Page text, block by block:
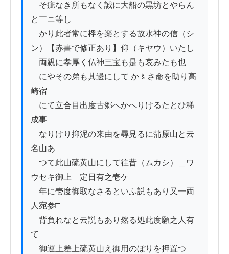
そ疵なき所もなく誠に大船の黒坊とやらん
と￣ニ等し
かり此者常に桴を楽とする故水神の信（シ
ン）【赤書で修正あり】仰（キヤウ）いたし
両親に孝厚く仏神三宝も是も哀みたも也
にやその弟も其邊にして か〻さ命を助り高
崎宿
にて立合目出度古郷へかへりけるたとひ稀
成事
なりけり抑泥の来由を尋見るに蒲原山と云
名山あ
つて此山硫黄山にして往昔（ムカシ）＿ワ
ウセキ御上ゟ定日有之壱ケ
年に壱度御取なさるといふ説もあり又一両
人宛参□
背負れなと云説もあり然る処此度願之人有
て
御運上差上硫黄山え御用のぼりを押置つゝ